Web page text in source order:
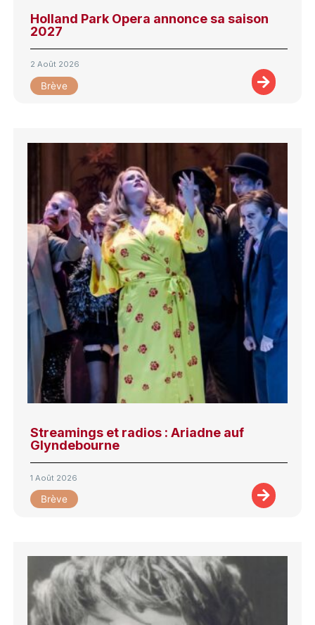
Holland Park Opera annonce sa saison
2027
2 Août 2026
Brève
Streamings et radios : Ariadne auf
Glyndebourne
1 Août 2026
Brève